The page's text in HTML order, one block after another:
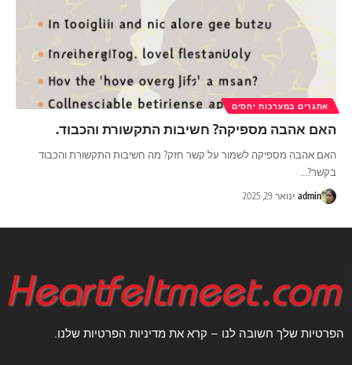
אתגרים במערכות יחסים
האם אהבה מספיקה? חשיבות התקשורת והכבוד.
האם אהבה מספיקה לשמור על קשר חזק? מה חשיבות התקשורת והכבוד
בקשר?…
admin ינואר 29, 2025
הפרטיות שלך חשובה לנו – קרא את מדיניות הפרטיות שלנו.